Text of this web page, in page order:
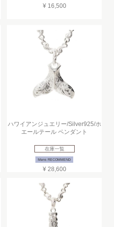
¥ 16,500
ハワイアンジュエリー/Silver925/ホ
エールテール ペンダント
在庫一覧
Mens RECOMMEND
¥ 28,600